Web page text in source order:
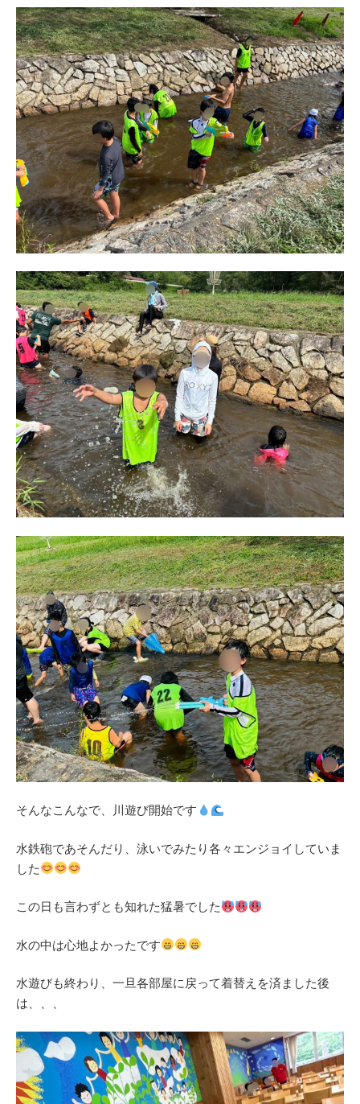
そんなこんなで、川遊び開始です
水鉄砲であそんだり、泳いでみたり各々エンジョイしていま
した
この日も言わずとも知れた猛暑でした
水の中は心地よかったです
水遊びも終わり、一旦各部屋に戻って着替えを済ました後
は、、、